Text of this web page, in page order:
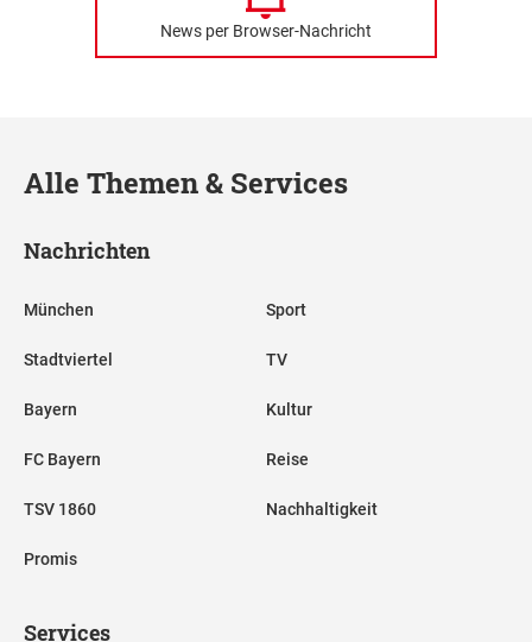
News per Browser-Nachricht
Alle Themen & Services
Nachrichten
München
Stadtviertel
Bayern
FC Bayern
TSV 1860
Promis
Sport
TV
Kultur
Reise
Nachhaltigkeit
Services